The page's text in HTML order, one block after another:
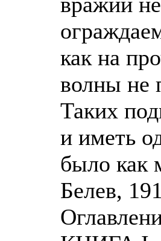
как на
волны не
Таких
и иметь
было как
Белев,